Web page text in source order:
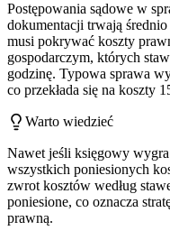
Postępowania sądowe w
dokumentacji trwają
musi pokrywać koszty
gospodarczym, których
godzinę. Typowa sprawa
co przekłada się na koszty
Warto wiedzieć
Nawet jeśli księgowy
wszystkich poniesionych
zwrot kosztów według
poniesione, co oznacza
prawną.